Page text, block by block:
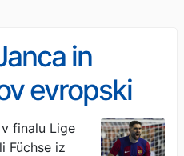
in
evropski
finalu Lige
Füchse iz